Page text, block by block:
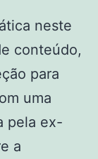
neste
conteúdo,
para
uma
pela ex-
a